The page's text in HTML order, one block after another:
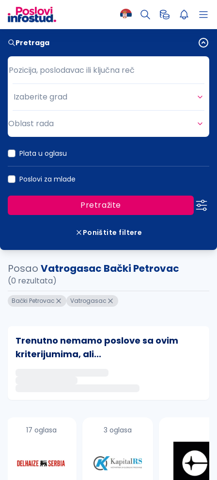
Pretraga
Pozicija, poslodavac ili ključna reč
Pozicija, poslodavac ili ključna reč
Grad
Izaberite grad
Oblast rada
Plata u oglasu
Poslovi za mlade
Pretražite
Poništite filtere
Posao Vatrogasac Bački Petrovac
(0 rezultata)
Bački Petrovac Vatrogasac
Trenutno nemamo poslove sa ovim
kriterijumima, ali...
proverite pravopisne greške (koristite č, ć, š, đ,
17 oglasa 3 oglasa